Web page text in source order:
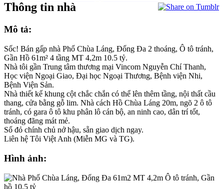
Thông tin nhà
Mô tả:
Sốc! Bán gấp nhà Phố Chùa Láng, Đống Đa 2 thoáng, Ô tô tránh,
Gần Hồ 61m² 4 tầng MT 4,2m 10.5 tỷ.
Nhà tôi gần Trung tâm thương mại Vincom Nguyễn Chí Thanh,
Học viện Ngoại Giao, Đại học Ngoại Thương, Bệnh viện Nhi,
Bệnh Viện Sản.
Nhà thiết kế khung cột chắc chắn có thể lên thêm tầng, nội thất cầu
thang, cửa bằng gỗ lim. Nhà cách Hồ Chùa Láng 20m, ngõ 2 ô tô
tránh, có gara ô tô khu phân lô cán bộ, an ninh cao, dân trí tốt,
thoáng đãng mát mẻ.
Sổ đỏ chính chủ nở hậu, sẵn giao dịch ngay.
Liên hệ Tôi Việt Anh (Miễn MG và TG).
Hình ảnh: